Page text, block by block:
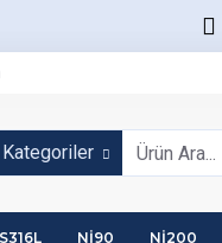
Kategoriler
NI90 NI200